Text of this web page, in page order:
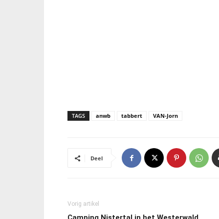
TAGS anwb tabbert VAN-Jorn
Deel
Vorig artikel